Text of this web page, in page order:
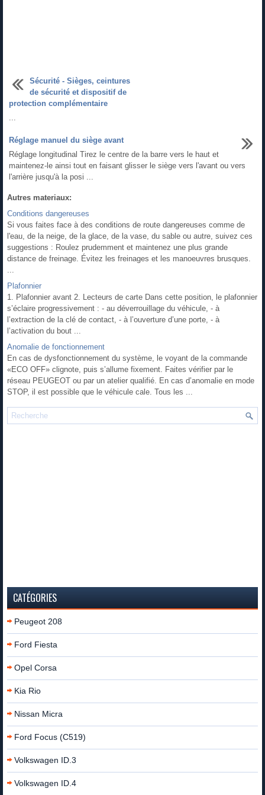
Sécurité - Sièges, ceintures
de sécurité et dispositif de
protection complémentaire
Réglage manuel du siège avant
Réglage longitudinal Tirez le centre de la barre vers le haut et
maintenez-le ainsi tout en faisant glisser le siège vers l'avant ou vers
l'arrière jusqu'à la posi ...
Autres materiaux:
Conditions dangereuses
Si vous faites face à des conditions de route dangereuses comme de
l'eau, de la neige, de la glace, de la vase, du sable ou autre, suivez ces
suggestions : Roulez prudemment et maintenez une plus grande
distance de freinage. Évitez les freinages et les manoeuvres brusques.
Plafonnier
1. Plafonnier avant 2. Lecteurs de carte Dans cette position, le plafonnier
s’éclaire progressivement : - au déverrouillage du véhicule, - à
l’extraction de la clé de contact, - à l’ouverture d’une porte, - à
l’activation du bout ...
Anomalie de fonctionnement
En cas de dysfonctionnement du système, le voyant de la commande
«ECO OFF» clignote, puis s’allume fixement. Faites vérifier par le
réseau PEUGEOT ou par un atelier qualifié. En cas d’anomalie en mode
STOP, il est possible que le véhicule cale. Tous les ...
CATÉGORIES
Peugeot 208
Ford Fiesta
Opel Corsa
Kia Rio
Nissan Micra
Ford Focus (C519)
Volkswagen ID.3
Volkswagen ID.4